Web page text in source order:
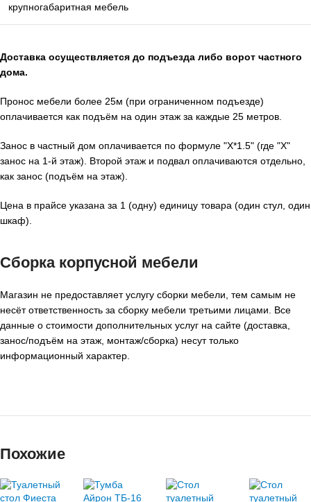
крупногабаритная мебель
Доставка осуществляется до подъезда либо ворот частного
дома.
Пронос мебели более 25м (при ограниченном подъезде)
оплачивается как подъём на один этаж за каждые 25 метров.
Занос в частный дом оплачивается по формуле "X*1.5" (где "X"
занос на 1-й этаж). Второй этаж и подвал оплачиваются отдельно,
как занос (подъём на этаж).
Цена в прайсе указана за 1 (одну) единицу товара (один стул, один
шкаф).
Сборка корпусной мебели
Магазин не предоставляет услугу сборки мебели, тем самым не
несёт ответственность за сборку мебели третьими лицами. Все
данные о стоимости дополнительных услуг на сайте (доставка,
занос/подъём на этаж, монтаж/сборка) несут только
информационный характер.
Похожие